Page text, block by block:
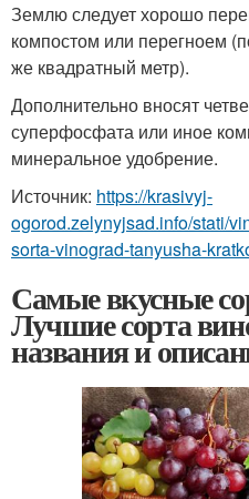
Землю следует хорошо
компостом или перегноем
же квадратный метр).
Дополнительно вносят
суперфосфата или иное
минеральное удобрение.
Источник: https://krasivyj-
ogorod.zelynyjsad.info/stati/
sorta-vinograd-tanyusha-
Самые вкусные
Лучшие сорта
названия и